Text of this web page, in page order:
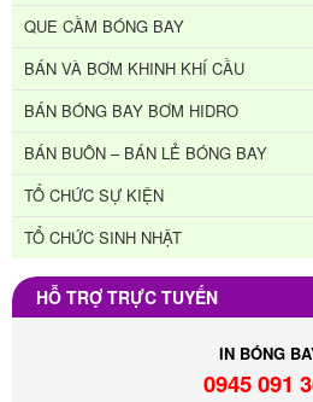
QUE CẦM BÓNG BAY
BÁN VÀ BƠM KHINH KHÍ CẦU
BÁN BÓNG BAY BƠM HIDRO
BÁN BUÔN – BÁN LẺ BÓNG BAY
TỔ CHỨC SỰ KIỆN
TỔ CHỨC SINH NHẬT
HỖ TRỢ TRỰC TUYẾN
IN BÓNG
0945 091